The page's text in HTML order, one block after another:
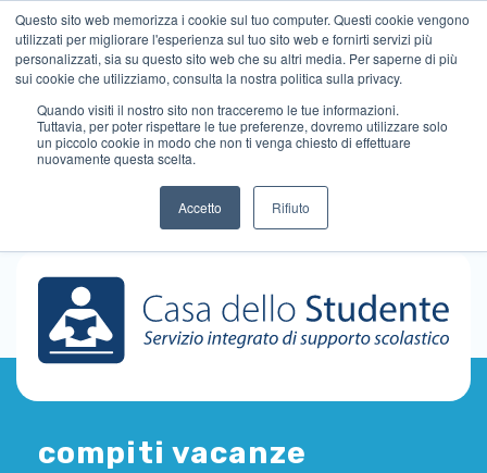
Questo sito web memorizza i cookie sul tuo computer. Questi cookie vengono
utilizzati per migliorare l'esperienza sul tuo sito web e fornirti servizi più
personalizzati, sia su questo sito web che su altri media. Per saperne di più
sui cookie che utilizziamo, consulta la nostra politica sulla privacy.
Quando visiti il ​​nostro sito non tracceremo le tue informazioni.
Tuttavia, per poter rispettare le tue preferenze, dovremo utilizzare solo
un piccolo cookie in modo che non ti venga chiesto di effettuare
nuovamente questa scelta.
Accetto Rifiuto
compiti vacanze